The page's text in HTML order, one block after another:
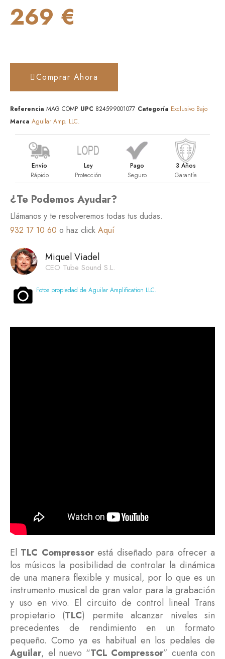
269 €
Comprar Ahora
Referencia MAG COMP UPC 824599001077 Categoría Exclusivo Bajo
Marca Aguilar Amp. LLC.
Envío
Rápido
Ley
Protección
Pago
Seguro
3 Años
Garantía
¿Te Podemos Ayudar?
Llámanos y te resolveremos todas tus dudas.
932 17 10 60 o haz click Aquí
Miquel Viadel
CEO Tube Sound S.L.
Fotos propiedad de Aguilar Amplification LLC.
El TLC Compressorestá diseñado para ofrecer a
los músicos la posibilidad de controlar la dinámica
de una manera flexible y musical, por lo que es un
instrumento musical de gran valor para la grabación
y uso en vivo. El circuito de control lineal Trans
propietario (TLC) permite alcanzar niveles sin
precedentes de rendimiento en un formato
pequeño. Como ya es habitual en los pedales de
Aguilar, el nuevo “TCL Compressor” cuenta con